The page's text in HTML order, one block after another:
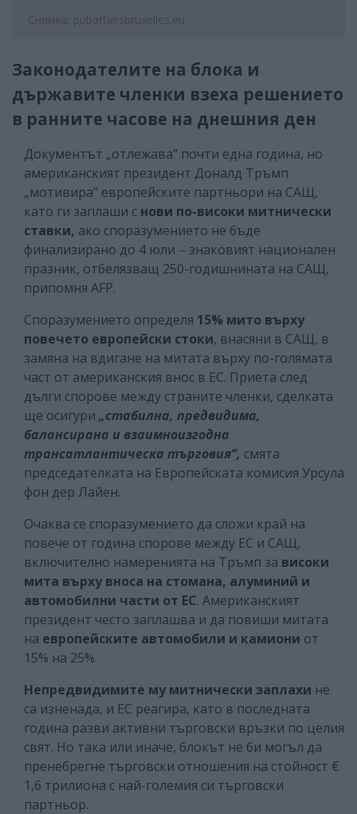
Снимка: pubaffairsbruxelles.eu
Законодателите на блока и
държавите членки взеха решението
в ранните часове на днешния ден
Документът „отлежава” почти една година, но
американският президент Доналд Тръмп
„мотивира” европейските партньори на САЩ,
като ги заплаши с нови по-високи митнически
ставки, ако споразумението не бъде
финализирано до 4 юли – знаковият национален
празник, отбелязващ 250-годишнината на САЩ,
припомня AFP.
Споразумението определя 15% мито върху
повечето европейски стоки, внасяни в САЩ, в
замяна на вдигане на митата върху по-голямата
част от американския внос в ЕС. Приета след
дълги спорове между страните членки, сделката
ще осигури „стабилна, предвидима,
балансирана и взаимноизгодна
трансатлантическа търговия“, смята
председателката на Европейската комисия Урсула
фон дер Лайен.
Очаква се споразумението да сложи край на
повече от година спорове между ЕС и САЩ,
включително намеренията на Тръмп за високи
мита върху вноса на стомана, алуминий и
автомобилни части от ЕС. Американският
президент често заплашва и да повиши митата
на европейските автомобили и камиони от
15% на 25%.
Непредвидимите му митнически заплахи не
са изненада, и ЕС реагира, като в последната
година разви активни търговски връзки по целия
свят. Но така или иначе, блокът не би могъл да
пренебрегне търговски отношения на стойност €
1,6 трилиона с най-големия си търговски
партньор.